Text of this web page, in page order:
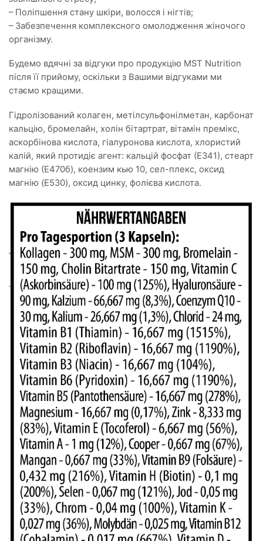
– Поліпшення стану шкіри, волосся і нігтів;
– Забезпечення комплексного омолодження жіночого
організму.
Будемо вдячні за відгуки про продукцію MST Nutrition
після її прийому, оскільки з Вашими відгуками ми
стаємо кращими.
Гідролізований колаген, метілсульфонілметан, карбонат
кальцію, бромелайн, холін бітартрат, вітамін премікс,
аскорбінова кислота, гіалуронова кислота, хлористий
калій, який протидіє агент: кальцій фосфат (Е341), стеарт
магнію (Е470б), коензим кью 10, сел-плекс, оксид
магнію (E530), оксид цинку, фолієва кислота.